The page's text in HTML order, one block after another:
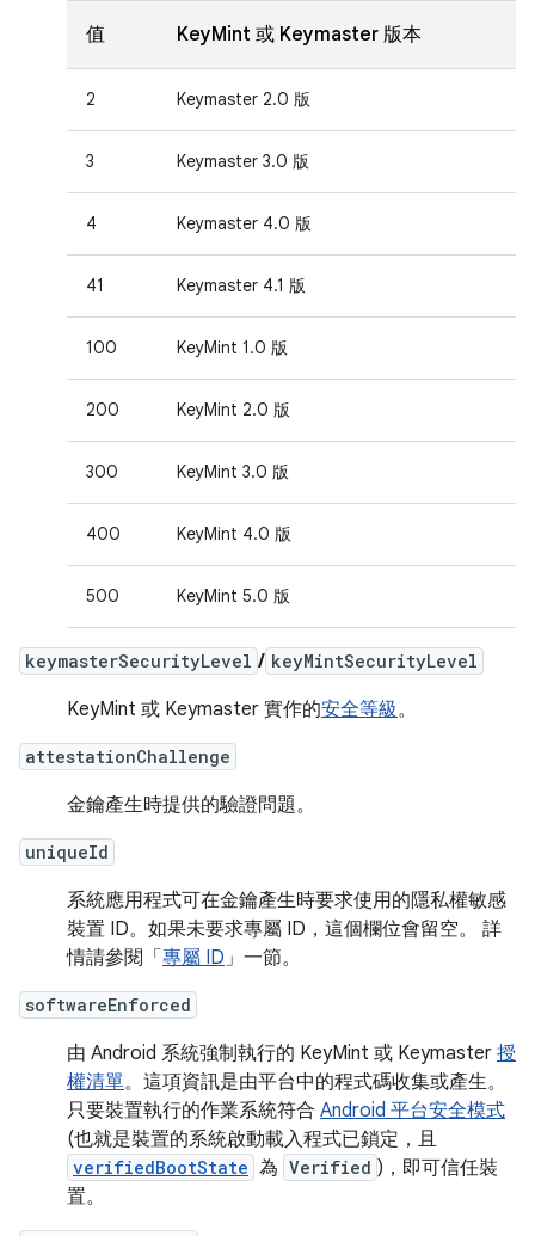
值 KeyMint 或 Keymaster 版本
2 Keymaster 2.0 版
3 Keymaster 3.0 版
4 Keymaster 4.0 版
41 Keymaster 4.1 版
100 KeyMint 1.0 版
200 KeyMint 2.0 版
300 KeyMint 3.0 版
400 KeyMint 4.0 版
500 KeyMint 5.0 版
keymasterSecurityLevel / keyMintSecurityLevel
KeyMint 或 Keymaster 實作的安全等級。
attestationChallenge
金鑰產生時提供的驗證問題。
uniqueId
系統應用程式可在金鑰產生時要求使用的隱私權敏感
裝置 ID。如果未要求專屬 ID，這個欄位會留空。 詳
情請參閱「 專屬 ID」一節。
softwareEnforced
由 Android 系統強制執行的 KeyMint 或 Keymaster 授
權清單。這項資訊是由平台中的程式碼收集或產生。
只要裝置執行的作業系統符合 Android 平台安全模式
(也就是裝置的系統啟動載入程式已鎖定，且
verifiedBootState 為 Verified )，即可信任裝
置。